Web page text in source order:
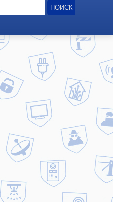
системы «Умный дом»
системы
уже перестала
более
владельцев
состоит из целого
и электро-